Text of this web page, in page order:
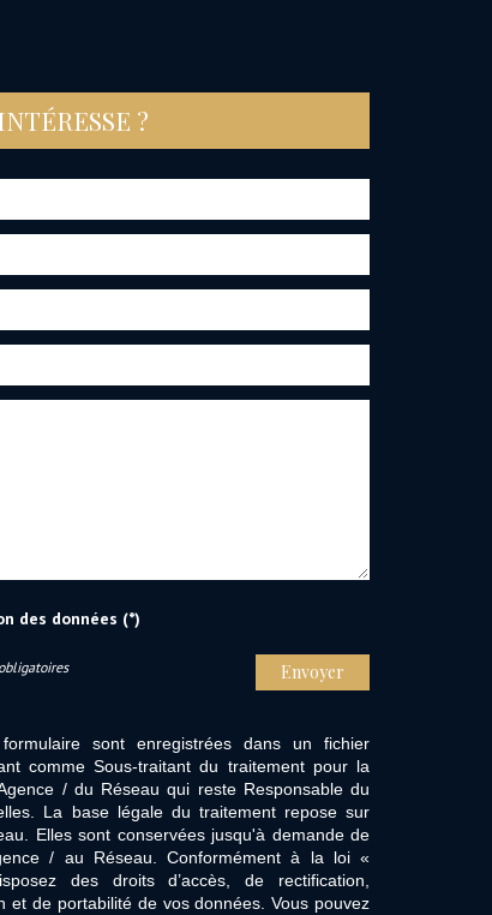
?
des données (*)
Envoyer
sont enregistrées dans un fichier
comme Sous-traitant du traitement pour la
/ du Réseau qui reste Responsable du
La base légale du traitement repose sur
Elles sont conservées jusqu'à demande de
/ au Réseau. Conformément à la loi «
des droits d’accès, de rectification,
et de portabilité de vos données. Vous pouvez